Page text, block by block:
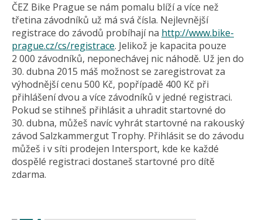
ČEZ Bike Prague se nám pomalu blíží a více než
třetina závodníků už má svá čísla. Nejlevnější
registrace do závodů probíhají na http://www.bike-
prague.cz/cs/registrace. Jelikož je kapacita pouze
2 000 závodníků, neponechávej nic náhodě. Už jen do
30. dubna 2015 máš možnost se zaregistrovat za
výhodnější cenu 500 Kč, popřípadě 400 Kč při
přihlášení dvou a více závodníků v jedné registraci.
Pokud se stihneš přihlásit a uhradit startovné do
30. dubna, můžeš navíc vyhrát startovné na rakouský
závod Salzkammergut Trophy. Přihlásit se do závodu
můžeš i v síti prodejen Intersport, kde ke každé
dospělé registraci dostaneš startovné pro dítě
zdarma.